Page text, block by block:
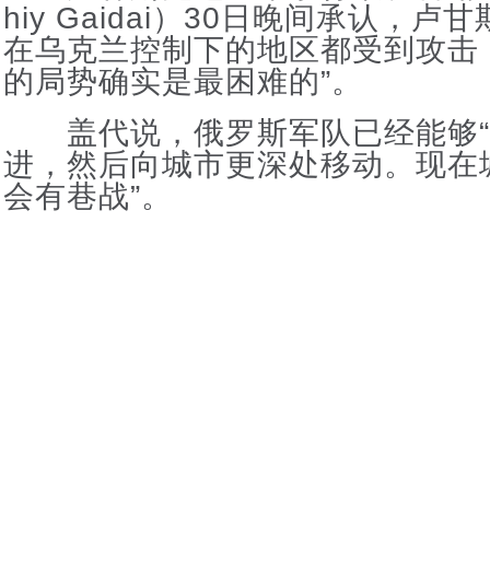
hiy Gaidai）30日晚间承认，卢甘
在乌克兰控制下的地区都受到攻击
的局势确实是最困难的”。
盖代说，俄罗斯军队已经能够“
进，然后向城市更深处移动。现
会有巷战”。